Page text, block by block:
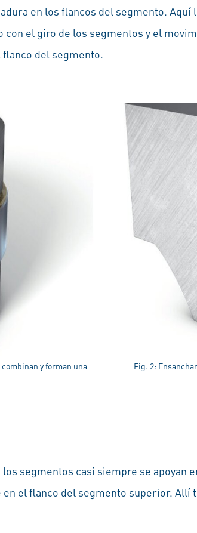
en los flancos del segmento. Aquí
el giro de los segmentos y el
del segmento.
y forman una
Fig. 2:
segmentos casi siempre se apoyan
el flanco del segmento superior. Allí